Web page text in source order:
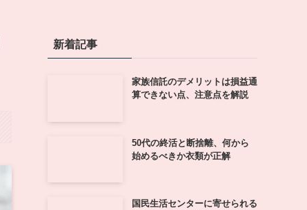
新着記事
家族信託のデメリットは損益通
算できない点、注意点を解説
50代の終活と断捨離、何から
始めるべきか衣類が正解
国民生活センターに寄せられる